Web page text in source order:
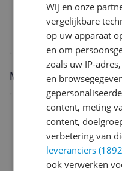
OnbekendVerz. € 5,95
Standaard 2-3 (werk)dagen
Marketplace aanbod
3 tot 4 dagenGratis
Check de website voor
Bekijk product
Wij en onze
vergelijkbare
op uw apparaat
en om
zoals uw IP-
en
content, meting
content,
verbetering van
leveranciers
ook verwerken